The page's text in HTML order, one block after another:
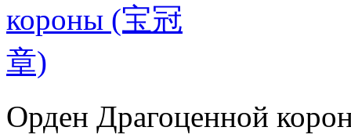
Орден Драгоценной